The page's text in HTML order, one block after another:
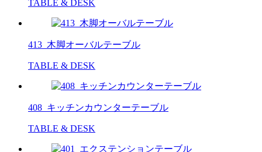
TABLE & DESK
413_木脚オーバルテーブル
TABLE & DESK
408_キッチンカウンターテーブル
TABLE & DESK